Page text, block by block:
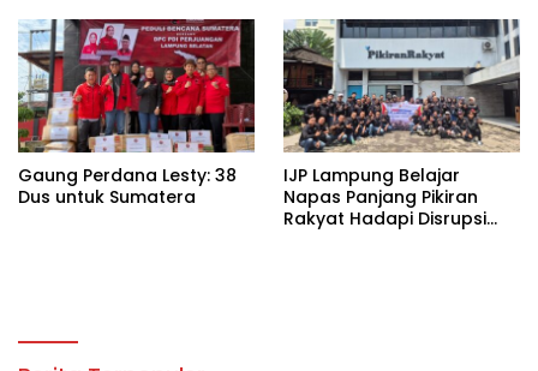
Gaung Perdana Lesty: 38
Dus untuk Sumatera
IJP Lampung Belajar
Napas Panjang Pikiran
Rakyat Hadapi Disrupsi